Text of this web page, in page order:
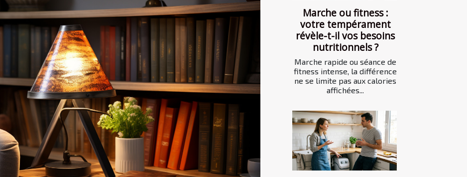
Marche ou fitness :
votre tempérament
révèle-t-il vos besoins
nutritionnels ?
Marche rapide ou séance de
fitness intense, la différence
ne se limite pas aux calories
affichées...